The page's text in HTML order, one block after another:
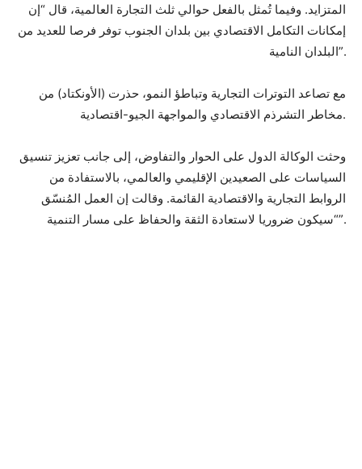
المتزايد. وفيما تُمثل بالفعل حوالي ثلث التجارة العالمية، قال “إن
إمكانات التكامل الاقتصادي بين بلدان الجنوب توفر فرصا للعديد من
البلدان النامية”.
مع تصاعد التوترات التجارية وتباطؤ النمو، حذرت (الأونكتاد) من
مخاطر التشرذم الاقتصادي والمواجهة الجيو-اقتصادية.
وحثت الوكالة الدول على الحوار والتفاوض، إلى جانب تعزيز تنسيق
السياسات على الصعيدين الإقليمي والعالمي، بالاستفادة من
الروابط التجارية والاقتصادية القائمة. وقالت إن العمل المُنسّق
“سيكون ضروريا لاستعادة الثقة والحفاظ على مسار التنمية”.